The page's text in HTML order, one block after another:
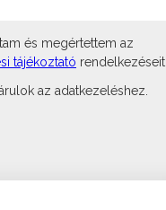
és megértettem az
tájékoztató rendelkezéseit.
az adatkezeléshez.